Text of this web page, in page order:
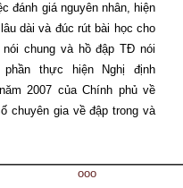
đánh giá nguyên nhân, hiện
dài và đúc rút bài học cho
chung và hồ đập TĐ nói
thực hiện Nghị định
2007 của Chính phủ về
chuyên gia về đập trong và
ooo